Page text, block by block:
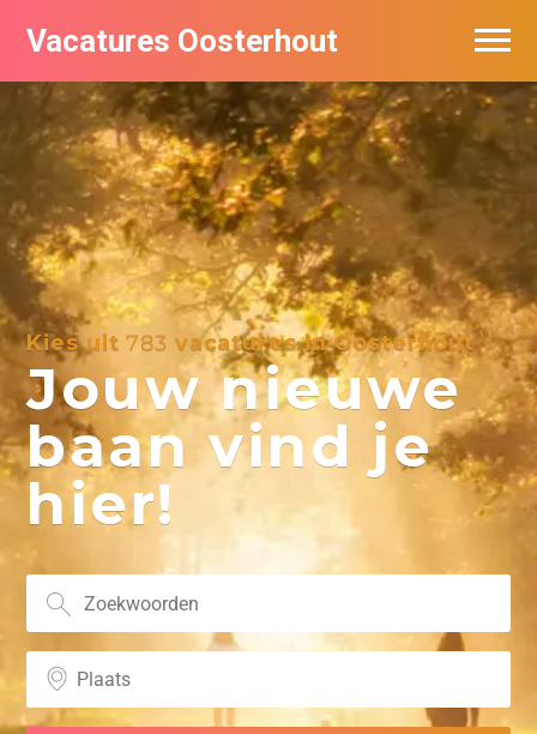
Vacatures Oosterhout
Kies uit783 vacatures in Oosterhout
Jouw nieuwe
baan vind je
hier!
Vacatures per bedrijf